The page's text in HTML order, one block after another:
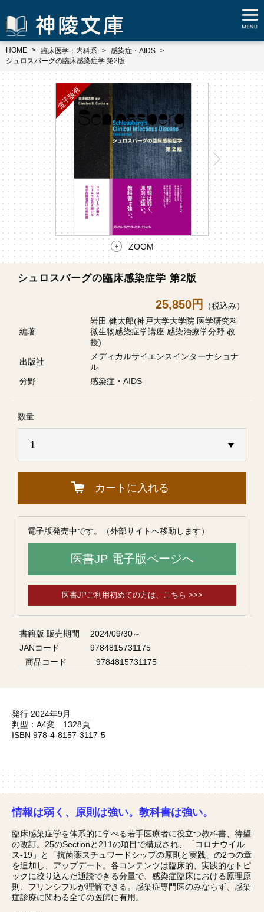
HOME 臨床医学：内科系
感染症・AIDS
シュロスバーグの臨床感染症学 第2版
ZOOM
シュロスバーグの臨床感染症学 第2版
25,850円 （税込み）
編著
岩田 健太郎(神戸大学大学院 医学研究科
微生物感染症学講座 感染治療学分野 教
授)
出版社
メディカルサイエンスインターナショナ
ル
分野
感染症・AIDS
数量
カートに入れる
電子版発売中です。（外部サイトへ移動します）
医書JP 電子版ページへ
医書JPご利用初めての方は、こちら >>>
書籍版 販売期間
2024/09/30～
JANコード
9784815731175
商品コード
9784815731175
発行 2024年9月
判型：A4変 1328頁
ISBN 978-4-8157-3117-5
情報は弱く、原則は強い。教科書は強い。
臨床感染症学を体系的に学べる若手医療者に役立つ教科書、待望
の改訂。25のSectionと211の項目で構成され、「コロナウイル
ス-19」と「抗菌薬スチュワードシップの原則と実践」の2つの章
を追加し、アップデート。各コンテンツは臨床的、実践的なトピ
ックに絞り込んだ通読できる分量で、感染症臨床における原理原
則、プリンシプルが理解できる。感染症専門医のみならず、感染
症診療に関わる全ての医師に有用。